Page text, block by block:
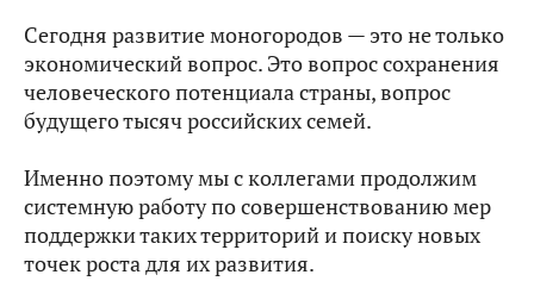
Сегодня развитие моногородов — это не только
экономический вопрос. Это вопрос сохранения
человеческого потенциала страны, вопрос
будущего тысяч российских семей.
Именно поэтому мы с коллегами продолжим
системную работу по совершенствованию мер
поддержки таких территорий и поиску новых
точек роста для их развития.